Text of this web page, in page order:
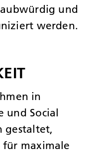
und
werden.
in
und Social
gestaltet,
maximale